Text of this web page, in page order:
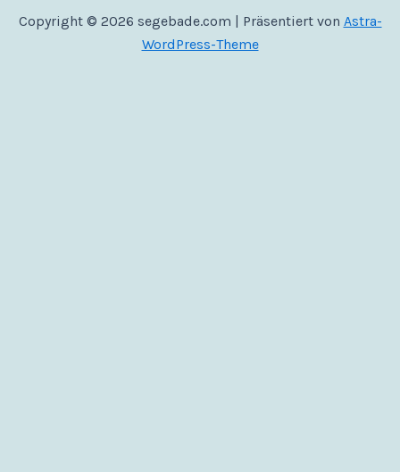
blamiert.
Copyright © 2026 segebade.com | Präsentiert von Astra-
WordPress-Theme